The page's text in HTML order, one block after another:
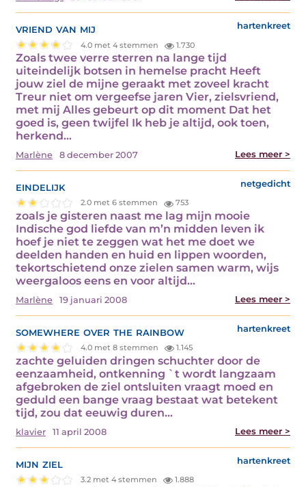
vriend van mij hartenkreet
4.0 met 4 stemmen 1.730
Zoals twee verre sterren na lange tijd
uiteindelijk botsen in hemelse pracht Heeft
jouw ziel de mijne geraakt met zoveel kracht
Treur niet om vergeefse jaren Vier, zielsvriend,
met mij Alles gebeurt op dit moment Dat het
goed is, geen twijfel Ik heb je altijd, ook toen,
herkend…
Marlène 8 december 2007 Lees meer >
eindelijk netgedicht
2.0 met 6 stemmen 753
zoals je gisteren naast me lag mijn mooie
Indische god liefde van m’n midden leven ik
hoef je niet te zeggen wat het me doet we
deelden handen en huid en lippen woorden,
tekortschietend onze zielen samen warm, wijs
weergaloos eens en voor altijd…
Marlène 19 januari 2008 Lees meer >
somewhere over the rainbow hartenkreet
4.0 met 8 stemmen 1.145
zachte geluiden dringen schuchter door de
eenzaamheid, ontkenning `t wordt langzaam
afgebroken de ziel ontsluiten vraagt moed en
geduld een bange vraag bestaat wat betekent
tijd, zou dat eeuwig duren…
klavier 11 april 2008 Lees meer >
mijn ziel hartenkreet
3.2 met 4 stemmen 1.888